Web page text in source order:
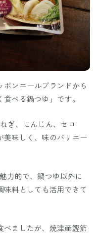
ンエールブランドから
べる鍋つゆ」です。
ぎ、にんじん、セロ
美味しく、味のバリエー
力的で、鍋つゆ以外に
料としても活用できて
ましたが、焼津産鰹節